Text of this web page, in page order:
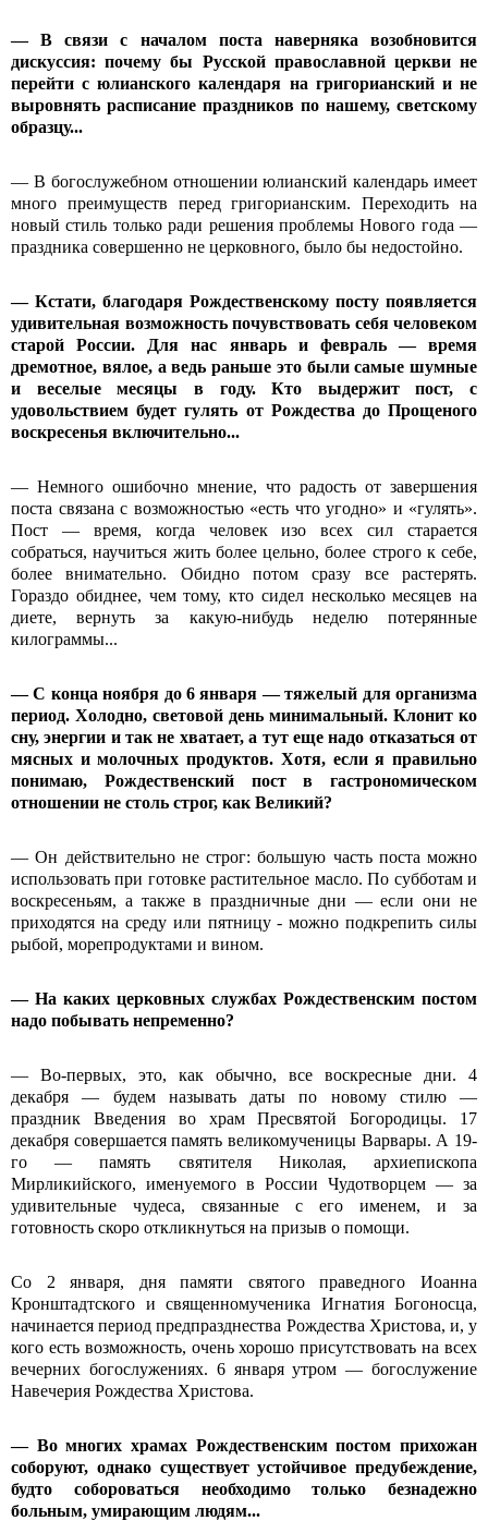
— В связи с началом поста наверняка возобновится
дискуссия: почему бы Русской православной церкви не
перейти с юлианского календаря на григорианский и не
выровнять расписание праздников по нашему, светскому
образцу...
— В богослужебном отношении юлианский календарь имеет
много преимуществ перед григорианским. Переходить на
новый стиль только ради решения проблемы Нового года —
праздника совершенно не церковного, было бы недостойно.
— Кстати, благодаря Рождественскому посту появляется
удивительная возможность почувствовать себя человеком
старой России. Для нас январь и февраль — время
дремотное, вялое, а ведь раньше это были самые шумные
и веселые месяцы в году. Кто выдержит пост, с
удовольствием будет гулять от Рождества до Прощеного
воскресенья включительно...
— Немного ошибочно мнение, что радость от завершения
поста связана с возможностью «есть что угодно» и «гулять».
Пост — время, когда человек изо всех сил старается
собраться, научиться жить более цельно, более строго к себе,
более внимательно. Обидно потом сразу все растерять.
Гораздо обиднее, чем тому, кто сидел несколько месяцев на
диете, вернуть за какую-нибудь неделю потерянные
килограммы...
— С конца ноября до 6 января — тяжелый для организма
период. Холодно, световой день минимальный. Клонит ко
сну, энергии и так не хватает, а тут еще надо отказаться от
мясных и молочных продуктов. Хотя, если я правильно
понимаю, Рождественский пост в гастрономическом
отношении не столь строг, как Великий?
— Он действительно не строг: большую часть поста можно
использовать при готовке растительное масло. По субботам и
воскресеньям, а также в праздничные дни — если они не
приходятся на среду или пятницу - можно подкрепить силы
рыбой, морепродуктами и вином.
— На каких церковных службах Рождественским постом
надо побывать непременно?
— Во-первых, это, как обычно, все воскресные дни. 4
декабря — будем называть даты по новому стилю —
праздник Введения во храм Пресвятой Богородицы. 17
декабря совершается память великомученицы Варвары. А 19-
го — память святителя Николая, архиепископа
Мирликийского, именуемого в России Чудотворцем — за
удивительные чудеса, связанные с его именем, и за
готовность скоро откликнуться на призыв о помощи.
Со 2 января, дня памяти святого праведного Иоанна
Кронштадтского и священномученика Игнатия Богоносца,
начинается период предпразднества Рождества Христова, и, у
кого есть возможность, очень хорошо присутствовать на всех
вечерних богослужениях. 6 января утром — богослужение
Навечерия Рождества Христова.
— Во многих храмах Рождественским постом прихожан
соборуют, однако существует устойчивое предубеждение,
будто собороваться необходимо только безнадежно
больным, умирающим людям...